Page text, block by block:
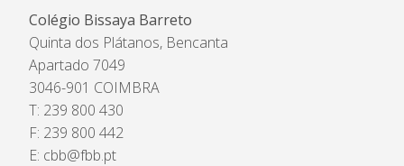
Colégio Bissaya Barreto
Quinta dos Plátanos, Bencanta
Apartado 7049
3046-901 COIMBRA
T: 239 800 430
F: 239 800 442
E: cbb@fbb.pt